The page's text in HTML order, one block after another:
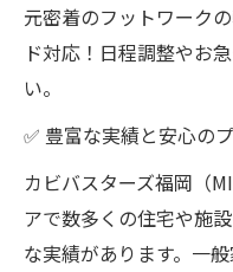
元密着のフットワーク
ド対応！日程調整やお
い。
✅ 豊富な実績と安心の
カビバスターズ福岡（
アで数多くの住宅や施
な実績があります。一